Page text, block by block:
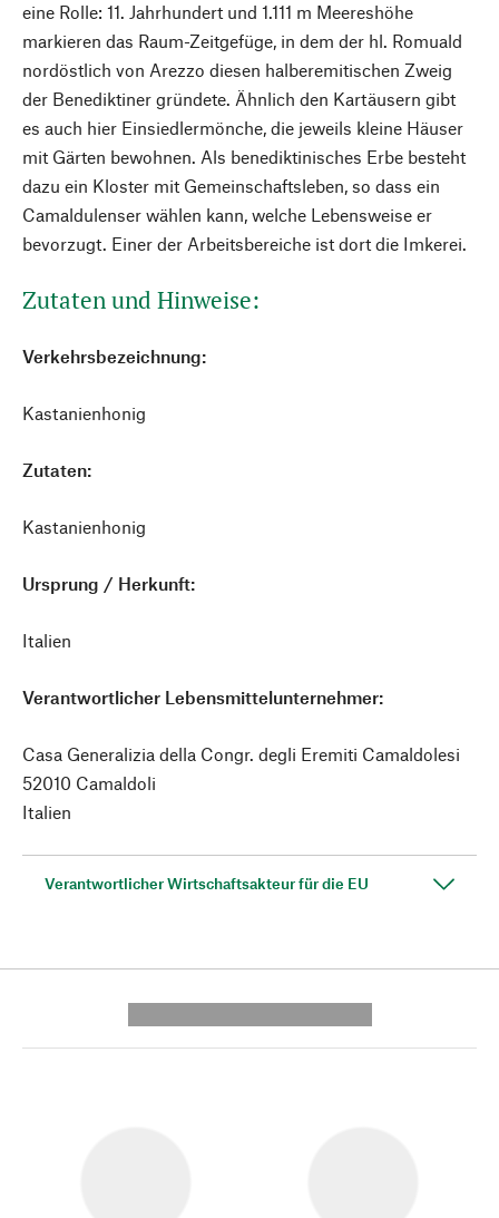
eine Rolle: 11. Jahrhundert und 1.111 m Meereshöhe
markieren das Raum-Zeitgefüge, in dem der hl. Romuald
nordöstlich von Arezzo diesen halberemitischen Zweig
der Benediktiner gründete. Ähnlich den Kartäusern gibt
es auch hier Einsiedlermönche, die jeweils kleine Häuser
mit Gärten bewohnen. Als benediktinisches Erbe besteht
dazu ein Kloster mit Gemeinschaftsleben, so dass ein
Camaldulenser wählen kann, welche Lebensweise er
bevorzugt. Einer der Arbeitsbereiche ist dort die Imkerei.
Zutaten und Hinweise:
Verkehrsbezeichnung:
Kastanienhonig
Zutaten:
Kastanienhonig
Ursprung / Herkunft:
Italien
Verantwortlicher Lebensmittelunternehmer:
Casa Generalizia della Congr. degli Eremiti Camaldolesi
52010 Camaldoli
Italien
Verantwortlicher Wirtschaftsakteur für die EU